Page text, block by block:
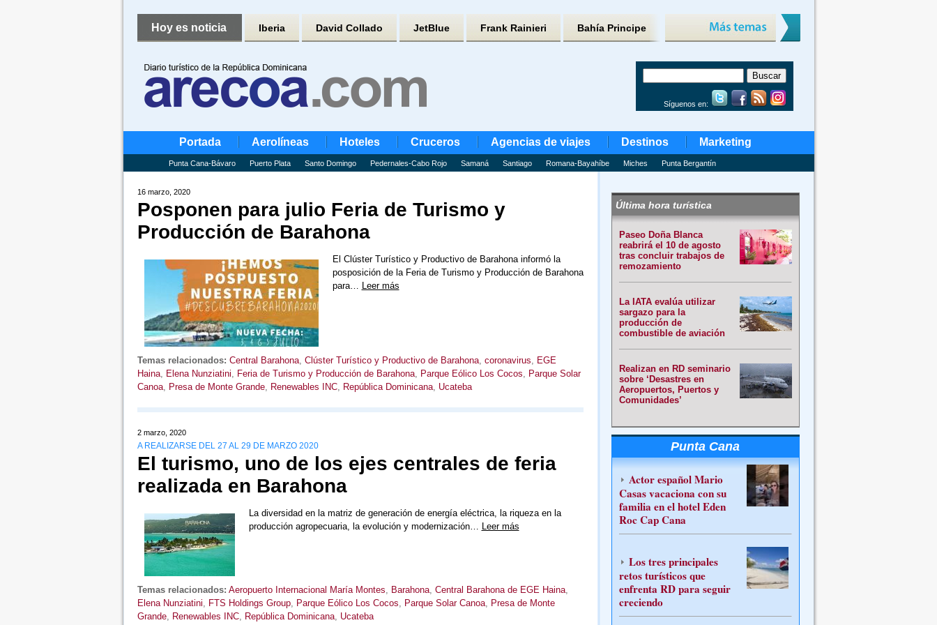
Hoy es noticia Iberia David Collado JetBlue Frank Rainieri Bahía Principe
Síguenos en:
Portada Aerolíneas Hoteles Cruceros Agencias de viajes Destinos Marketing
Punta Cana-Bávaro Puerto Plata Santo Domingo Pedernales-Cabo Rojo Samaná Santiago Romana-Bayahíbe Miches Punta Bergantín
16 marzo, 2020
Posponen para julio Feria de Turismo y
Producción de Barahona
El Clúster Turístico y Productivo de Barahona informó la
posposición de la Feria de Turismo y Producción de Barahona
para… Leer más
Temas relacionados: Central Barahona, Clúster Turístico y Productivo de Barahona, coronavirus, EGE
Haina, Elena Nunziatini, Feria de Turismo y Producción de Barahona, Parque Eólico Los Cocos, Parque Solar
Canoa, Presa de Monte Grande, Renewables INC, República Dominicana, Ucateba
2 marzo, 2020
A REALIZARSE DEL 27 AL 29 DE MARZO 2020
El turismo, uno de los ejes centrales de feria
realizada en Barahona
La diversidad en la matriz de generación de energía eléctrica, la riqueza en la
producción agropecuaria, la evolución y modernización… Leer más
Temas relacionados: Aeropuerto Internacional María Montes, Barahona, Central Barahona de EGE Haina,
Elena Nunziatini, FTS Holdings Group, Parque Eólico Los Cocos, Parque Solar Canoa, Presa de Monte
Grande, Renewables INC, República Dominicana, Ucateba
Última hora turística
Paseo Doña Blanca
reabrirá el 10 de agosto
tras concluir trabajos de
remozamiento
La IATA evalúa utilizar
sargazo para la
producción de
combustible de aviación
Realizan en RD seminario
sobre ‘Desastres en
Aeropuertos, Puertos y
Comunidades’
Punta Cana
Actor español Mario
Casas vacaciona con su
familia en el hotel Eden
Roc Cap Cana
Los tres principales
retos turísticos que
enfrenta RD para seguir
creciendo